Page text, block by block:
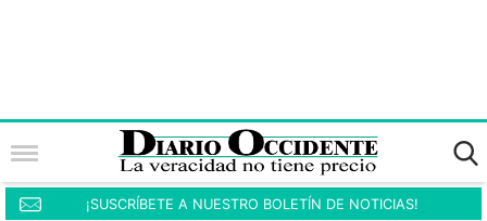
¡SUSCRÍBETE A NUESTRO BOLETÍN DE NOTICIAS!